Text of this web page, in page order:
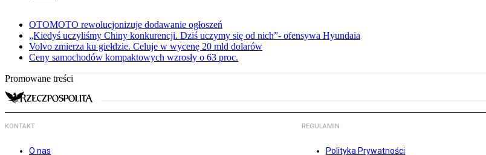
OTOMOTO rewolucjonizuje dodawanie ogłoszeń
„Kiedyś uczyliśmy Chiny konkurencji. Dziś uczymy się od nich”- ofensywa Hyundaia
Volvo zmierza ku giełdzie. Celuje w wycenę 20 mld dolarów
Ceny samochodów kompaktowych wzrosły o 63 proc.
Promowane treści
KONTAKT
O nas
REGULAMIN
Polityka Prywatności